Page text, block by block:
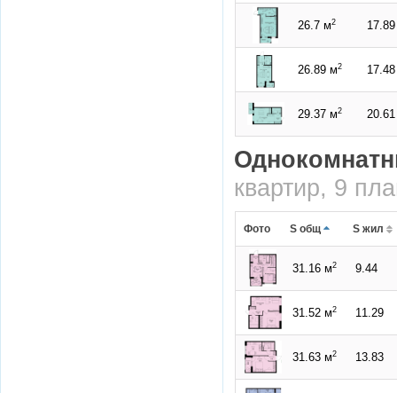
26.7 м2 17.89
26.89 м2 17.48
29.37 м2 20.61
квартир, 9
Фото S общ S жил
31.16 м2 9.44
31.52 м2 11.29
31.63 м2 13.83